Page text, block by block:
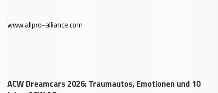
www.allpro-alliance.com
ACW Dreamcars 2026: Traumautos, Emotionen und 10